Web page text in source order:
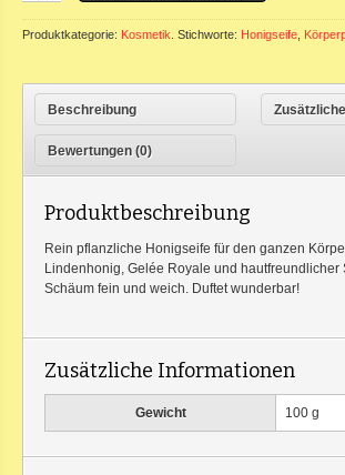
Produktkategorie: Kosmetik Stichworte: Honigseife
Beschreibung
Bewertungen (0)
Produktbeschreibung
Rein pflanzliche Honigseife für den ganzen
Lindenhonig, Gelée Royale und hautfreundlicher
Schäum fein und weich. Duftet wunderbar!
Zusätzliche Informationen
Gewicht 100 g